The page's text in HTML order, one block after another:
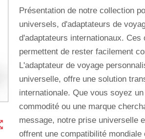
Présentation de notre collection
universels, d'adaptateurs de
d'adaptateurs internationaux.
permettent de rester facilement
L'adaptateur de voyage
universelle, offre une solution
internationale. Que vous soyez
commodité ou une marque
message, notre prise universelle
offrent une compatibilité mondiale